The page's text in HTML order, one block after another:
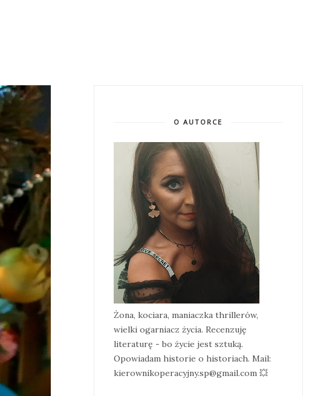
O AUTORCE
Żona, kociara, maniaczka thrillerów,
wielki ogarniacz życia. Recenzuję
literaturę - bo życie jest sztuką.
Opowiadam historie o historiach. Mail:
kierownikoperacyjny.sp@gmail.com 💥